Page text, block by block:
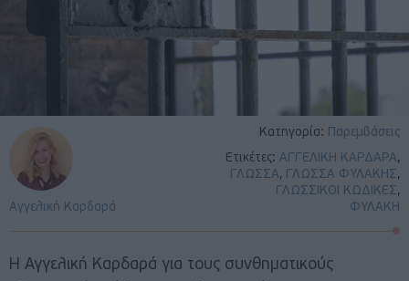
Κατηγορία: Παρεμβάσεις
Ετικέτες: ΑΓΓΕΛΙΚΗ ΚΑΡΔΑΡΑ,
ΓΛΩΣΣΑ, ΓΛΩΣΣΑ ΦΥΛΑΚΗΣ,
ΓΛΩΣΣΙΚΟΙ ΚΩΔΙΚΕΣ,
ΦΥΛΑΚΗ
Αγγελική Καρδαρά
Η Αγγελική Καρδαρά για τους συνθηματικούς